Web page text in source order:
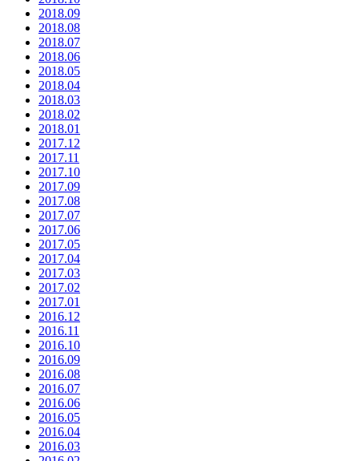
2018.09
2018.08
2018.07
2018.06
2018.05
2018.04
2018.03
2018.02
2018.01
2017.12
2017.11
2017.10
2017.09
2017.08
2017.07
2017.06
2017.05
2017.04
2017.03
2017.02
2017.01
2016.12
2016.11
2016.10
2016.09
2016.08
2016.07
2016.06
2016.05
2016.04
2016.03